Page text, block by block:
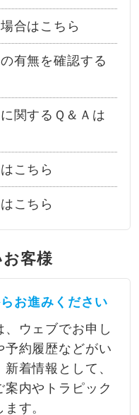
合はこちら
有無を確認する
関するＱ＆Ａは
こちら
こちら
客様
お進みください
ウェブでお申し
約履歴などがい
着情報として、
内やトラピック
す。